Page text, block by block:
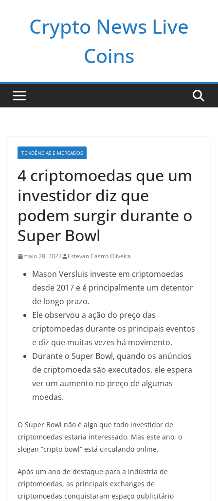
Crypto News Live
Coins
TENDÊNCIAS E MERCADOS
4 criptomoedas que um
investidor diz que
podem surgir durante o
Super Bowl
maio 28, 2023 Estevan Castro Oliveira
Mason Versluis investe em criptomoedas
desde 2017 e é principalmente um detentor
de longo prazo.
Ele observou a ação do preço das
criptomoedas durante os principais eventos
e diz que muitas vezes há movimento.
Durante o Super Bowl, quando os anúncios
de criptomoeda são executados, ele espera
ver um aumento no preço de algumas
moedas.
O Super Bowl não é algo que todo investidor de
criptomoedas estaria interessado. Mas este ano, o
slogan “cripto bowl” está circulando online.
Após um ano de destaque para a indústria de
criptomoedas, as principais exchanges de
criptomoedas conquistaram espaço publicitário